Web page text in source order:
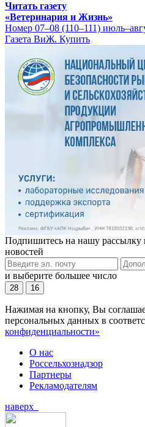
Читать газету
«Ветеринария и Жизнь»
Номер 07–08 (110–111)
Газета ВиЖ. Купить
Подпишитесь на нашу рассылку
новостей
и выберите большее число
28 16
Нажимая на кнопку, Вы
персональных данных в
конфиденциальности»
О нас
Россельхознадзор
Партнеры
Рекламодателям
наверх